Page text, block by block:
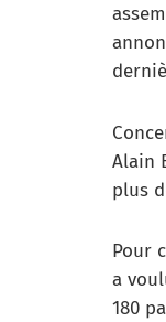
Alain
plus
Pour
a
180